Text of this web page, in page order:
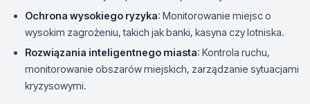
Ochrona wysokiego ryzyka: Monitorowanie miejsc o
wysokim zagrożeniu, takich jak banki, kasyna czy lotniska.
Rozwiązania inteligentnego miasta: Kontrola ruchu,
monitorowanie obszarów miejskich, zarządzanie sytuacjami
kryzysowymi.